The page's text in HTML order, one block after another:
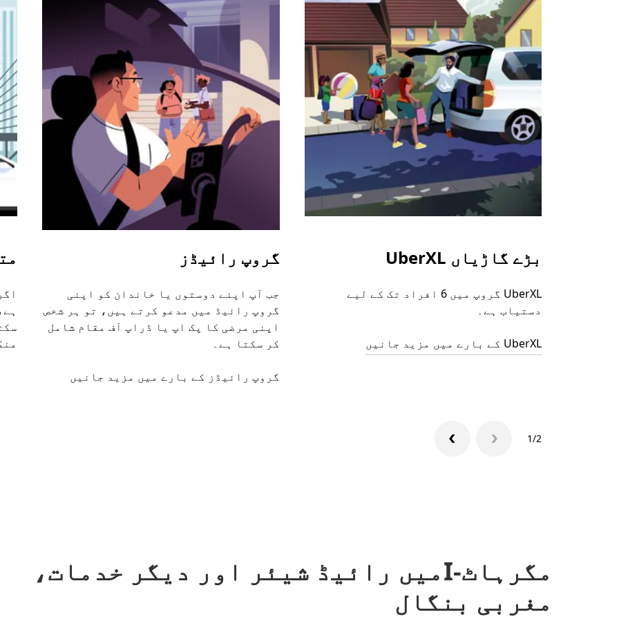
بڑے گاڑیاں UberXL
UberXL گروپ میں 6 افراد تک کے لیے
دستیاب ہے۔
UberXL کے بارے میں مزید جانیں
گروپ رائیڈز
جب آپ اپنے دوستوں یا خاندان کو اپنی
گروپ رائیڈ میں مدعو کرتے ہیں، تو ہر شخص
اپنی مرضی کا پک اپ یا ڈراپ آف مقام شامل
کر سکتا ہے۔
گروپ رائیڈز کے بارے میں مزید جانیں
1/2
مگرہاٹ-Iمیں رائیڈ شیئر اور دیگر خدمات،
مغربی بنگال